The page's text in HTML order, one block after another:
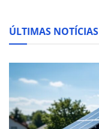
ÚLTIMAS NOTÍCIAS